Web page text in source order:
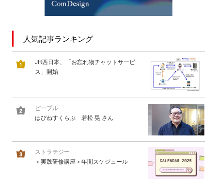
人気記事ランキング
JR西日本、「お忘れ物チャットサービ
ス」開始
ピープル
はぴねすくらぶ 若松 晃 さん
ストラテジー
＜実践研修講座＞年間スケジュール